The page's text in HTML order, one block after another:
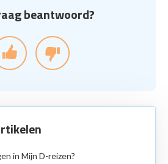
beantwoord?
in Mijn D-reizen?